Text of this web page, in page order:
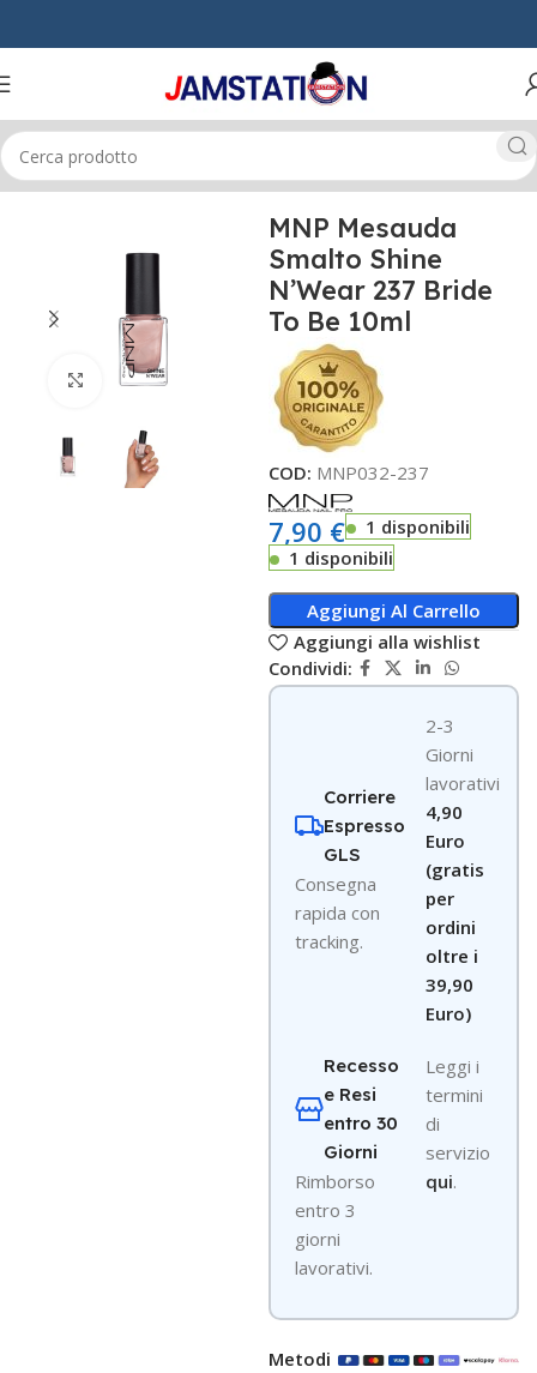
Home MANI & PIEDI SMALTI UNGHIE
Click to enlarge
MNP Mesauda
Smalto Shine
N’Wear 237 Bride
To Be 10ml
COD: MNP032-237
7,90 €
1 disponibili
1 disponibili
Aggiungi Al Carrello
Aggiungi alla wishlist
Condividi:
Corriere
Espresso
GLS
Consegna
rapida con
tracking.
2-3
Giorni
lavorativi
4,90
Euro
(gratis
per
ordini
oltre i
39,90
Euro)
Recesso
e Resi
entro 30
Giorni
Rimborso
entro 3
giorni
lavorativi.
Leggi i
termini
di
servizio
qui.
Metodi